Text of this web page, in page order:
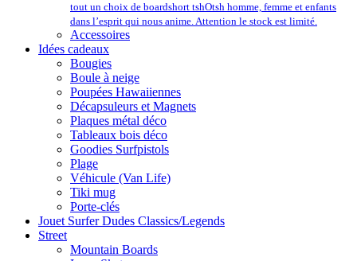
tout un choix de boardshort tshOtsh homme, femme et enfants
dans l’esprit qui nous anime. Attention le stock est limité.
Accessoires
Idées cadeaux
Bougies
Boule à neige
Poupées Hawaiiennes
Décapsuleurs et Magnets
Plaques métal déco
Tableaux bois déco
Goodies Surfpistols
Plage
Véhicule (Van Life)
Tiki mug
Porte-clés
Jouet Surfer Dudes Classics/Legends
Street
Mountain Boards